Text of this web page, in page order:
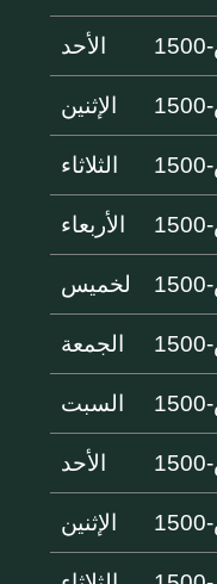
الأحد
الإثنين
الثلاثاء
الأربعاء
لخميس
الجمعة
السبت
الأحد
الإثنين